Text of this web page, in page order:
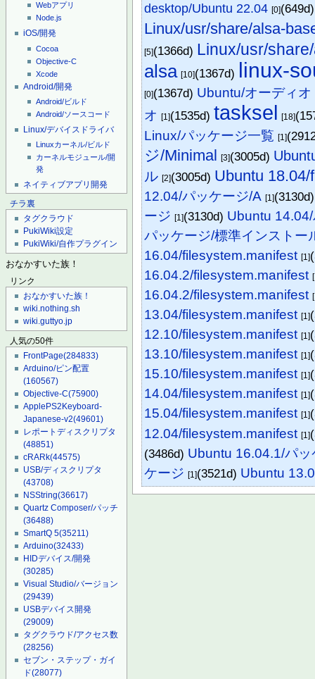
Webアプリ
Node.js
iOS/開発
Cocoa
Objective-C
Xcode
Android/開発
Android/ビルド
Android/ソースコード
Linux/デバイスドライバ
Linuxカーネル/ビルド
カーネルモジュール/開
発
ネイティブアプリ開発
チラ裏
タグクラウド
PukiWiki設定
PukiWiki/自作プラグイン
おなかすいた族！
リンク
おなかすいた族！
wiki.nothing.sh
wiki.guttyo.jp
人気の50件
FrontPage(284833)
Arduino/ピン配置
(160567)
Objective-C(75900)
ApplePS2Keyboard-
Japanese-v2(49601)
レポートディスクリプタ
(48851)
cRARk(44575)
USB/ディスクリプタ
(43708)
NSString(36617)
Quartz Composer/パッチ
(36488)
SmartQ 5(35211)
Arduino(32433)
HIDデバイス/開発
(30285)
Visual Studio/バージョン
(29439)
USBデバイス開発
(29009)
タグクラウド/アクセス数
(28256)
セブン・ステップ・ガイ
ド(28077)
desktop/Ubuntu 22.04 [0]
Linux/usr/share/alsa-
[5](1366d) Linux/usr/
alsa [10](1367d) linux-
[0](1367d) Ubuntu/オーディオ
オ [1](1535d) tasksel [18]
Linux/パッケージ一覧 [1]
ジ/Minimal [3](3005d)
ル [2](3005d) Ubuntu
12.04/パッケージ/A [1]
ージ [1](3130d) Ubuntu
パッケージ/標準インストー
16.04/filesystem.manifest [1]
16.04.2/filesystem.manifest
16.04.2/filesystem.manifest
13.04/filesystem.manifest [1]
12.10/filesystem.manifest [1]
13.10/filesystem.manifest [1]
15.10/filesystem.manifest [1]
14.04/filesystem.manifest [1]
15.04/filesystem.manifest [1]
12.04/filesystem.manifest [1]
(3486d) Ubuntu 16.04.1/パッ
ケージ [1](3521d) Ubuntu